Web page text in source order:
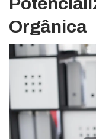
Orgânica